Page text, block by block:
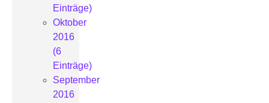
Einträge)
Oktober
2016
(6
Einträge)
September
2016